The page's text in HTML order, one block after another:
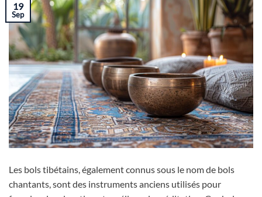
19
Sep
Les bols tibétains, également connus sous le nom de bols
chantants, sont des instruments anciens utilisés pour